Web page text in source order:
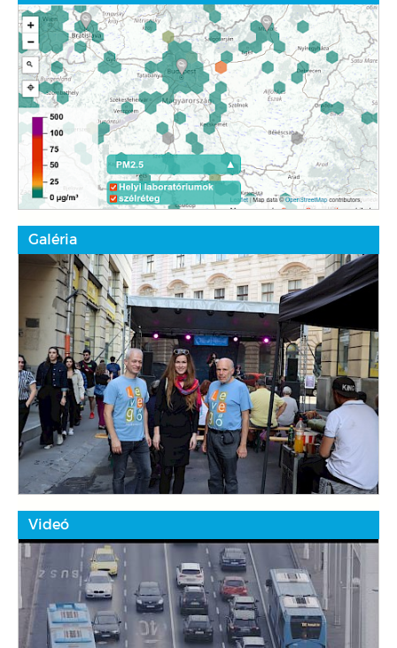
Galéria
Videó